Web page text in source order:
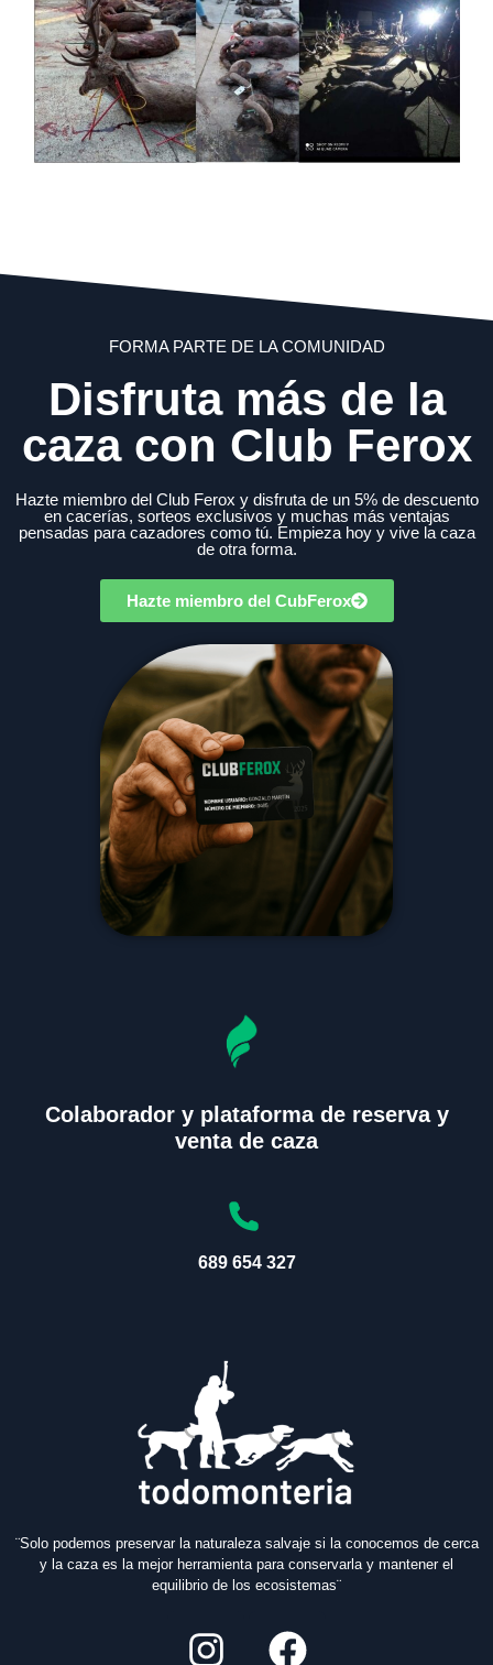
FORMA PARTE DE LA COMUNIDAD
Disfruta más de la
caza con Club Ferox
Hazte miembro del Club Ferox y disfruta de un 5% de descuento
en cacerías, sorteos exclusivos y muchas más ventajas
pensadas para cazadores como tú. Empieza hoy y vive la caza
de otra forma.
Hazte miembro del CubFerox
Colaborador y plataforma de reserva y
venta de caza
689 654 327
¨Solo podemos preservar la naturaleza salvaje si la conocemos de cerca
y la caza es la mejor herramienta para conservarla y mantener el
equilibrio de los ecosistemas¨